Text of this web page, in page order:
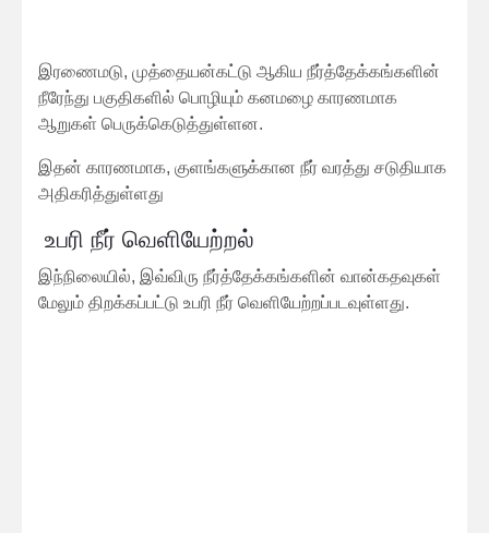
இரணைமடு, முத்தையன்கட்டு ஆகிய நீர்த்தேக்கங்களின்
நீரேந்து பகுதிகளில் பொழியும் கனமழை காரணமாக
ஆறுகள் பெருக்கெடுத்துள்ளன.
இதன் காரணமாக, குளங்களுக்கான நீர் வரத்து சடுதியாக
அதிகரித்துள்ளது
உபரி நீர் வெளியேற்றல்
இந்நிலையில், இவ்விரு நீர்த்தேக்கங்களின் வான்கதவுகள்
மேலும் திறக்கப்பட்டு உபரி நீர் வெளியேற்றப்படவுள்ளது.